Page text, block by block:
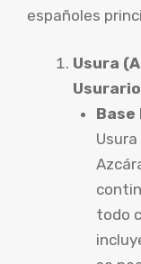
españoles
Usura
Base
todo